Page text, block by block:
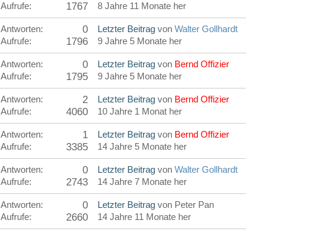
Aufrufe: 1767
8 Jahre 11 Monate her
Antworten: 0
Aufrufe: 1796
Letzter Beitrag von Walter Gollhardt
9 Jahre 5 Monate her
Antworten: 0
Aufrufe: 1795
Letzter Beitrag von Bernd Offizier
9 Jahre 5 Monate her
Antworten: 2
Aufrufe: 4060
Letzter Beitrag von Bernd Offizier
10 Jahre 1 Monat her
Antworten: 1
Aufrufe: 3385
Letzter Beitrag von Bernd Offizier
14 Jahre 5 Monate her
Antworten: 0
Aufrufe: 2743
Letzter Beitrag von Walter Gollhardt
14 Jahre 7 Monate her
Antworten: 0
Aufrufe: 2660
Letzter Beitrag von Peter Pan
14 Jahre 11 Monate her